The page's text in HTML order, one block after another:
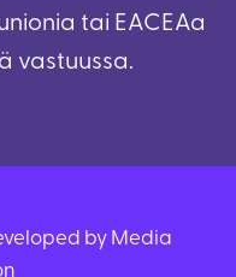
tai EACEAa
vastuussa.
by Media